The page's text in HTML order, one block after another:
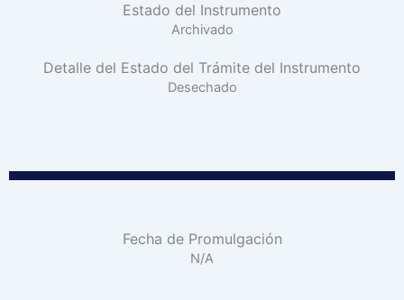
Estado del Instrumento
Archivado
Detalle del Estado del Trámite del Instrumento
Desechado
Fecha de Promulgación
N/A